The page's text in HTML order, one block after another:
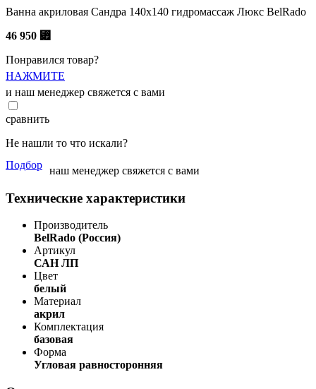
Ванна акриловая Сандра 140х140 гидромассаж Люкс BelRado
46 950 ⃏
Понравился товар?
НАЖМИТЕ
и наш менеджер свяжется с вами
сравнить
Не нашли то что искали?
Подбор наш менеджер свяжется с вами
Технические характеристики
Производитель
BelRado (Россия)
Артикул
САН ЛП
Цвет
белый
Материал
акрил
Комплектация
базовая
Форма
Угловая равносторонняя